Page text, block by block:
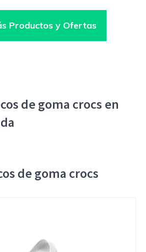
Productos y Ofertas
de goma crocs en
de goma crocs